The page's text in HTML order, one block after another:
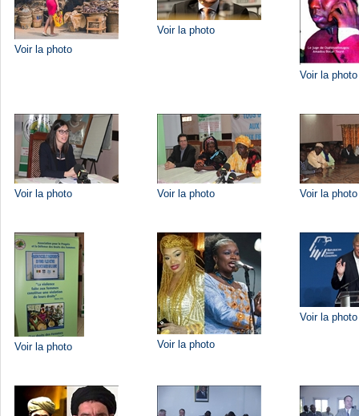
Voir la photo
Voir la photo
Voir la photo
Voir la photo Voir la photo Voir la photo
Voir la photo Voir la photo
Voir la photo